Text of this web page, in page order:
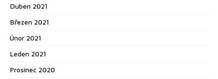
Duben 2021
Březen 2021
Únor 2021
Leden 2021
Prosinec 2020